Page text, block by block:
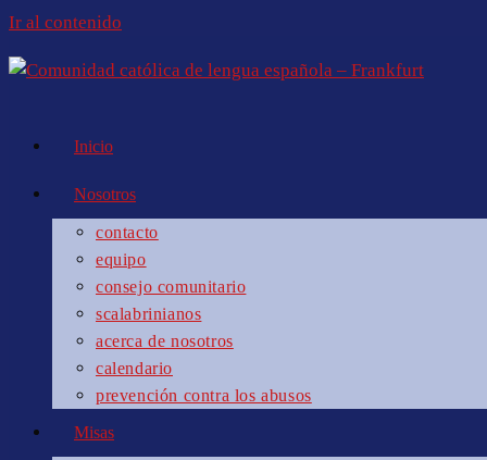
Ir al contenido
Inicio
Nosotros
contacto
equipo
consejo comunitario
scalabrinianos
acerca de nosotros
calendario
prevención contra los abusos
Misas